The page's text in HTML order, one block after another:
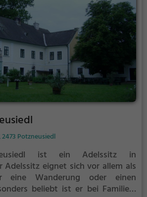
Potzneusiedl
ist ein Adelssitz in
Adelssitz eignet sich vor allem als
eine Wanderung oder einen
beliebt ist er bei Familien,